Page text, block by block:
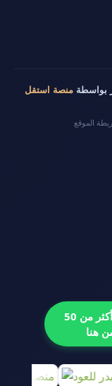
منصة استقل
الموقع
ضع إعلانك هنا وعلى كل مواقعنا أكثر من 50
هنا